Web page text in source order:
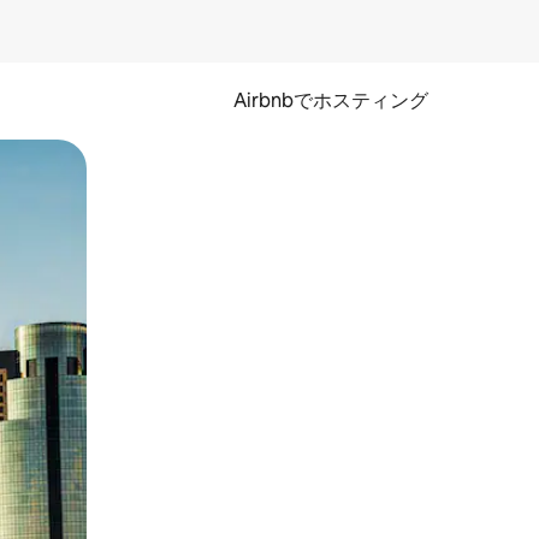
Airbnbでホスティング
できます。